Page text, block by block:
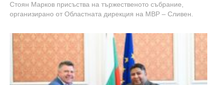
Стоян Марков присъства на тържественото събрание,
организирано от Областната дирекция на МВР – Сливен.